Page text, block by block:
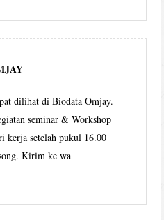
dilihat di Biodata Omjay.
seminar & Workshop
kerja setelah pukul 16.00
Kirim ke wa